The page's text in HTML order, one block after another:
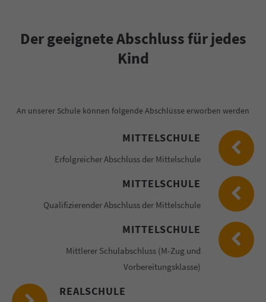
Der geeignete Abschluss für jedes
Kind
An unserer Schule können folgende Abschlüsse erworben werden
MITTELSCHULE
Erfolgreicher Abschluss der Mittelschule
MITTELSCHULE
Qualifizierender Abschluss der Mittelschule
MITTELSCHULE
Mittlerer Schulabschluss (M-Zug und
Vorbereitungsklasse)
REALSCHULE